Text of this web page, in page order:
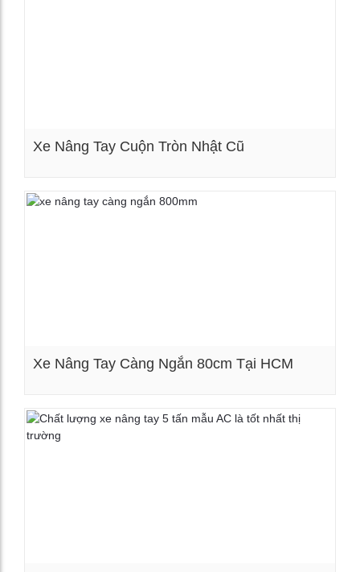
Xe Nâng Tay Cuộn Tròn Nhật Cũ
Xe Nâng Tay Càng Ngắn 80cm Tại HCM